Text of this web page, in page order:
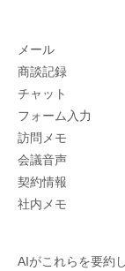
メール
商談記録
チャット
フォーム入力
訪問メモ
会議音声
契約情報
社内メモ
AIがこれらを要約